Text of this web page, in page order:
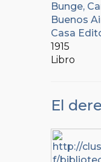
Bunge,
Buenos
Casa
1915
Libro
El